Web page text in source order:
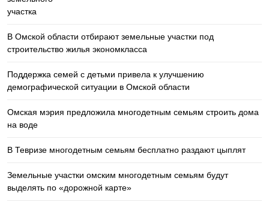
В Омской области отбирают земельные участки под
строительство жилья экономкласса
Поддержка семей с детьми привела к улучшению
демографической ситуации в Омской области
Омская мэрия предложила многодетным семьям строить дома
на воде
В Тевризе многодетным семьям бесплатно раздают цыплят
Земельные участки омским многодетным семьям будут
выделять по «дорожной карте»